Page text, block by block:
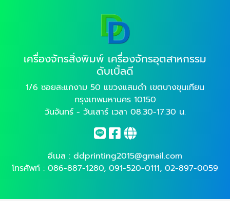
เครื่องจักรสิ่งพิมพ์ เครื่องจักรอุตสาหกรรม
ดับเบิ้ลดี
1/6 ซอยสะแกงาม 50 แขวงแสมดำ เขตบางขุนเทียน
กรุงเทพมหานคร 10150
วันจันทร์ - วันเสาร์ เวลา 08.30-17.30 น.
อีเมล : ddprinting2015@gmail.com
โทรศัพท์ : 086-887-1280, 091-520-0111, 02-897-0059